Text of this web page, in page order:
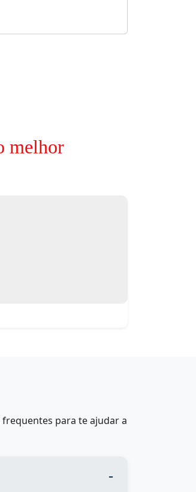
melhor
para te ajudar a